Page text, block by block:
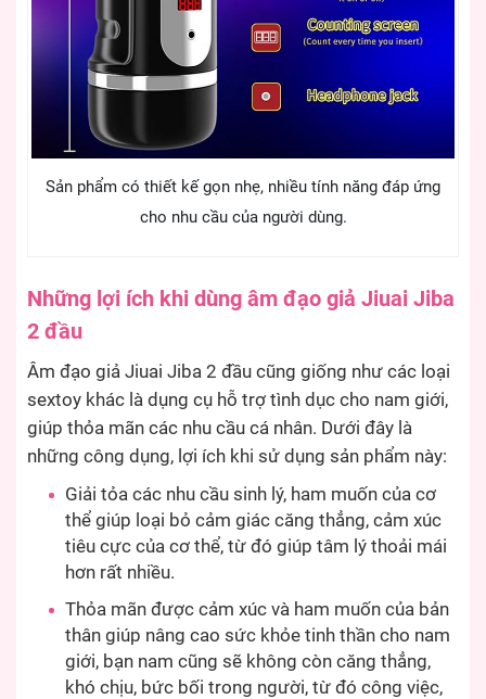
Sản phẩm có thiết kế gọn nhẹ, nhiều tính năng đáp ứng
cho nhu cầu của người dùng.
Những lợi ích khi dùng âm đạo giả Jiuai Jiba
2 đầu
Âm đạo giả Jiuai Jiba 2 đầu cũng giống như các loại
sextoy khác là dụng cụ hỗ trợ tình dục cho nam giới,
giúp thỏa mãn các nhu cầu cá nhân. Dưới đây là
những công dụng, lợi ích khi sử dụng sản phẩm này:
Giải tỏa các nhu cầu sinh lý, ham muốn của cơ
thể giúp loại bỏ cảm giác căng thẳng, cảm xúc
tiêu cực của cơ thể, từ đó giúp tâm lý thoải mái
hơn rất nhiều.
Thỏa mãn được cảm xúc và ham muốn của bản
thân giúp nâng cao sức khỏe tinh thần cho nam
giới, bạn nam cũng sẽ không còn căng thẳng,
khó chịu, bức bối trong người, từ đó công việc,